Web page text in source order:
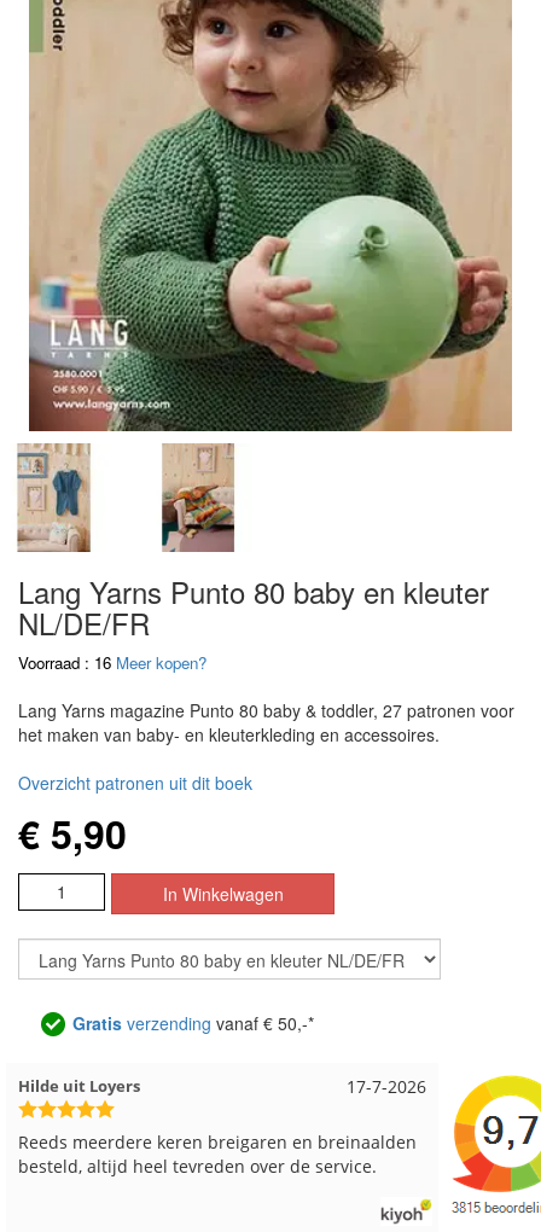
Lang Yarns Punto 80 baby en kleuter
NL/DE/FR
Voorraad : 16 Meer kopen?
Lang Yarns magazine Punto 80 baby & toddler, 27 patronen voor
het maken van baby- en kleuterkleding en accessoires.
Overzicht patronen uit dit boek
€ 5,90
Gratis verzending vanaf € 50,-*
12-7-2026
Loes uit EMMELOORD
Snelle levering en keurig verpakt. Top.
Nell uit
Goed